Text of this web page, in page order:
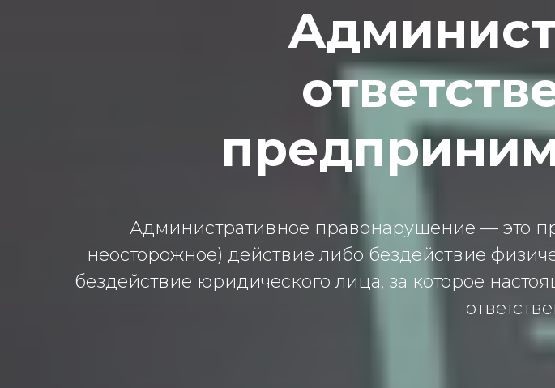
Административное правонарушение — это
неосторожное) действие либо бездействие
бездействие юридического лица, за которое